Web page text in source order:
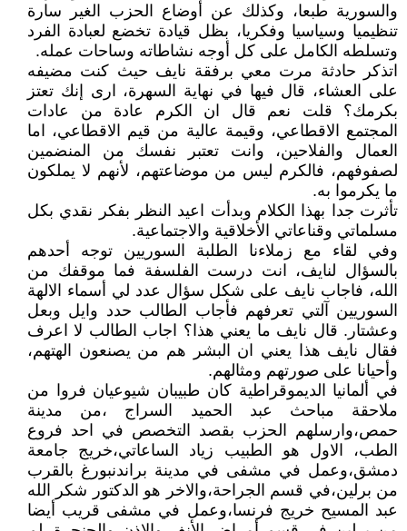
والسورية طبعا، وكذلك عن أوضاع الحزب الغير سارة
تنظيميا وسياسيا وفكريا، بظل قيادة تخضع لعبادة الفرد
وتسلطه الكامل على كل أوجه نشاطاته وساحات عمله.
اتذكر حادثة مرت معي برفقة نايف حيث كنت مضيفه
على العشاء، قال فيها في نهاية السهرة، ارى إنك تعتز
بكرمك؟ قلت نعم قال ان الكرم عادة من عادات
المجتمع الاقطاعي، وقيمة عالية من قيم الاقطاعي، اما
العمال والفلاحين، وانت تعتبر نفسك من المنضمين
لصفوفهم، فالكرم ليس من موضاعتهم، لأنهم لا يملكون
ما يكرموا به.
تأثرت جدا بهذا الكلام وبدأت اعيد النظر بفكر نقدي بكل
مسلماتي وقناعاتي الأخلاقية والاجتماعية.
وفي لقاء مع زملاءنا الطلبة السوريين توجه أحدهم
بالسؤال لنايف، انت درست الفلسفة فما موقفك من
الله، فاجاب نايف على شكل سؤال عدد لي أسماء الالهة
السوريين آلتي تعرفهم فأجاب الطالب حدد وايل وبعل
وعشتار. قال نايف ما يعني هذا؟ اجاب الطالب لا اعرف
فقال نايف هذا يعني ان البشر هم من يصنعون الهتهم،
وأحيانا على صورتهم ومثالهم.
في ألمانيا الديموقراطية كان طبيبان شيوعيان فروا من
ملاحقة مباحث عبد الحميد السراج ،من مدينة
حمص،وارسلهم الحزب بقصد التخصص في احد فروع
الطب، الاول هو الطبيب زياد الساعاتي،خريج جامعة
دمشق،وعمل في مشفى في مدينة براندنبورغ بالقرب
من برلين،في قسم الجراحة،والاخر هو الدكتور شكر الله
عبد المسيح خريج فرنسا،وعمل في مشفى قريب أيضا